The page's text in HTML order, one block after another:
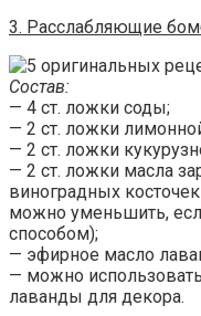
3. Расслабляющие
Состав:
— 4 ст. ложки соды;
— 2 ст. ложки
— 2 ст. ложки
— 2 ст. ложки масла
виноградных
можно уменьшить,
способом);
— эфирное масло
— можно
лаванды для декора.